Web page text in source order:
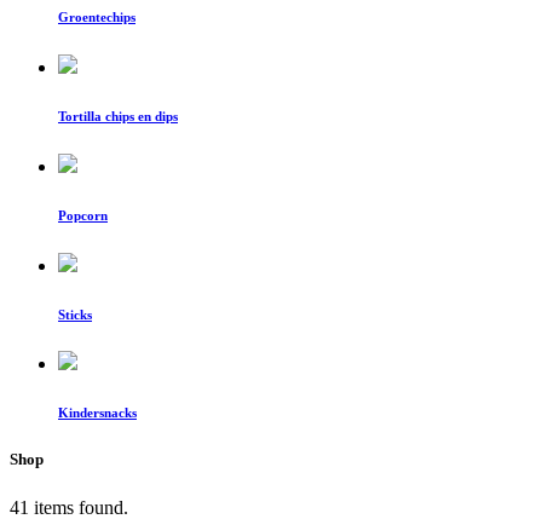
Groentechips
Tortilla chips en dips
Popcorn
Sticks
Kindersnacks
Shop
41 items found.